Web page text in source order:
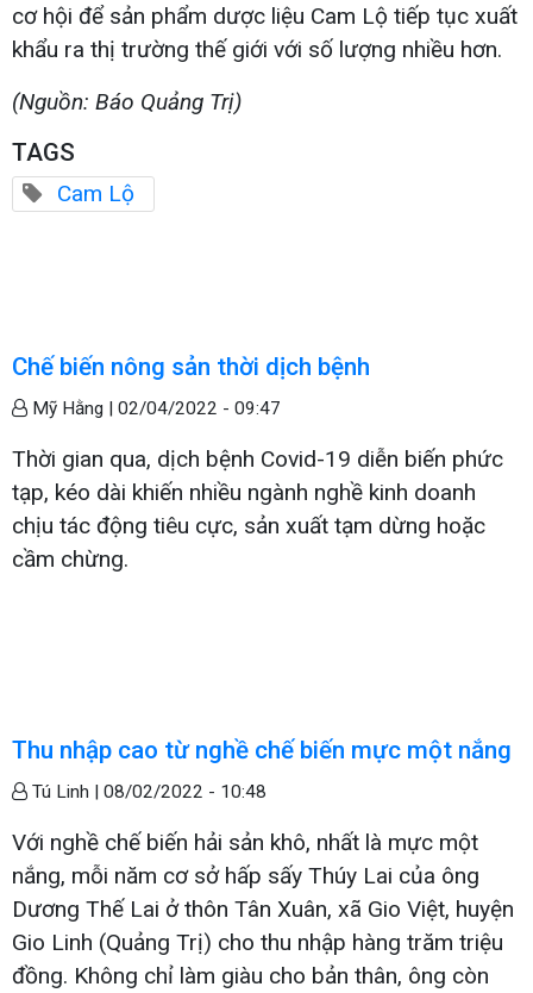
cơ hội để sản phẩm dược liệu Cam Lộ tiếp tục xuất
khẩu ra thị trường thế giới với số lượng nhiều hơn.
(Nguồn: Báo Quảng Trị)
TAGS
Cam Lộ
Chế biến nông sản thời dịch bệnh
Mỹ Hằng | 02/04/2022 - 09:47
Thời gian qua, dịch bệnh Covid-19 diễn biến phức
tạp, kéo dài khiến nhiều ngành nghề kinh doanh
chịu tác động tiêu cực, sản xuất tạm dừng hoặc
cầm chừng.
Thu nhập cao từ nghề chế biến mực một nắng
Tú Linh | 08/02/2022 - 10:48
Với nghề chế biến hải sản khô, nhất là mực một
nắng, mỗi năm cơ sở hấp sấy Thúy Lai của ông
Dương Thế Lai ở thôn Tân Xuân, xã Gio Việt, huyện
Gio Linh (Quảng Trị) cho thu nhập hàng trăm triệu
đồng. Không chỉ làm giàu cho bản thân, ông còn